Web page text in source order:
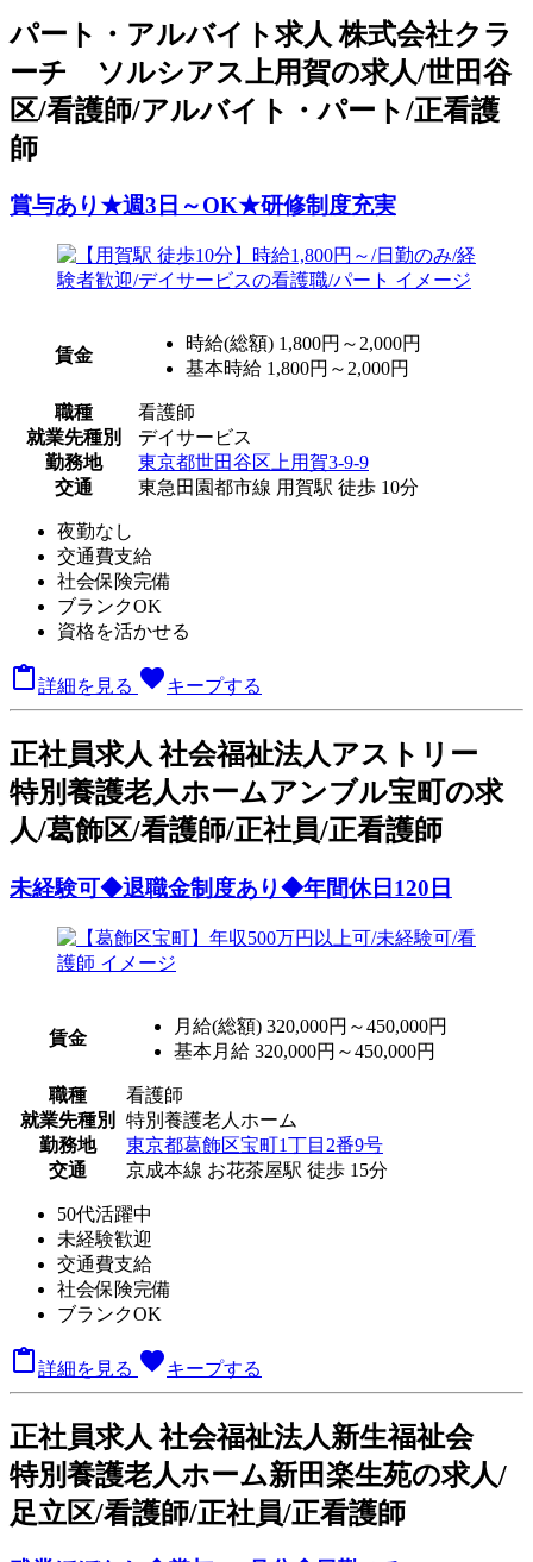
パート ・アルバイト求人 株式会社クラ
ーチ ソルシアス上用賀の求人/世田谷
区/看護師/アルバイト・パート/正看護
師
賞与あり★週3日～OK★研修制度充実
賃金
時給(総額) 1,800円～2,000円
基本時給 1,800円～2,000円
職種
看護師
就業先種別
デイサービス
勤務地
東京都世田谷区上用賀3-9-9
交通
東急田園都市線 用賀駅 徒歩 10分
夜勤なし
交通費支給
社会保険完備
ブランクOK
資格を活かせる
詳細を見る favoriteキープする
正社員求人 社会福祉法人アストリー
特別養護老人ホームアンブル宝町の求
人/葛飾区/看護師/正社員/正看護師
未経験可◆退職金制度あり◆年間休日120日
賃金
月給(総額) 320,000円～450,000円
基本月給 320,000円～450,000円
職種
看護師
就業先種別
特別養護老人ホーム
勤務地
東京都葛飾区宝町1丁目2番9号
交通
京成本線 お花茶屋駅 徒歩 15分
50代活躍中
未経験歓迎
交通費支給
社会保険完備
ブランクOK
詳細を見る favoriteキープする
正社員求人 社会福祉法人新生福祉会
特別養護老人ホーム新田楽生苑の求人/
足立区/看護師/正社員/正看護師